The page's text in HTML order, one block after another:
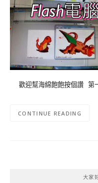
歡迎幫海綿飽飽按個讚 第
CONTINUE READING
大家